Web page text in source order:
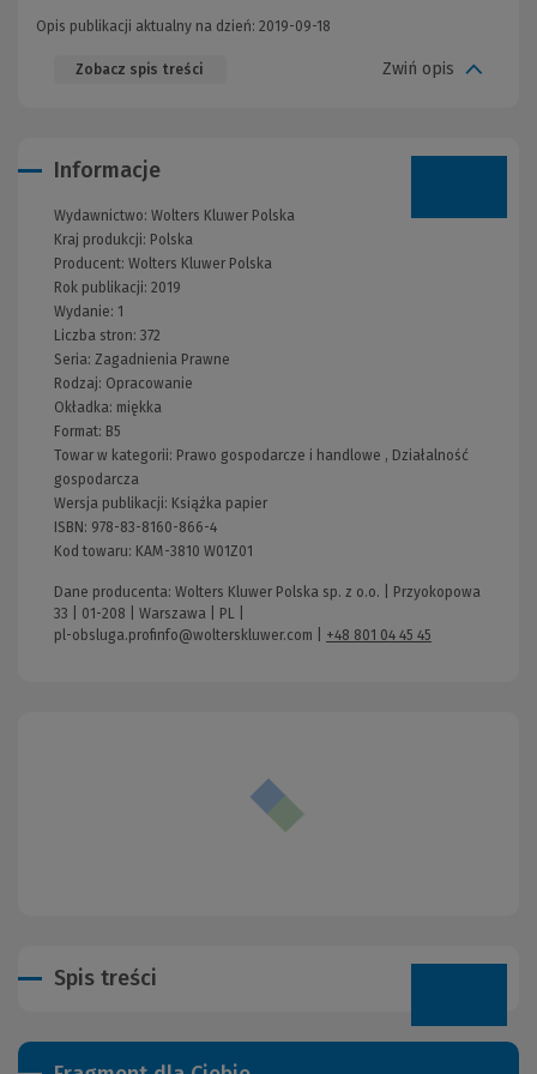
Opis publikacji aktualny na dzień: 2019-09-18
Zobacz spis treści Zwiń opis
Informacje
Wydawnictwo: Wolters Kluwer Polska
Kraj produkcji: Polska
Producent: Wolters Kluwer Polska
Rok publikacji: 2019
Wydanie: 1
Liczba stron: 372
Seria: Zagadnienia Prawne
Rodzaj: Opracowanie
Okładka: miękka
Format: B5
Towar w kategorii: Prawo gospodarcze i handlowe , Działalność
gospodarcza
Wersja publikacji: Książka papier
ISBN: 978-83-8160-866-4
Kod towaru: KAM-3810 W01Z01
Dane producenta: Wolters Kluwer Polska sp. z o.o. | Przyokopowa
33 | 01-208 | Warszawa | PL |
pl-obsluga.profinfo@wolterskluwer.com
+48 801 04 45 45
Spis treści